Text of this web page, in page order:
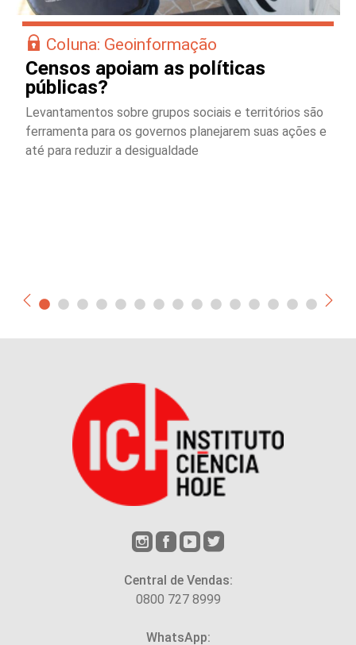
Coluna: Geoinformação
Censos apoiam as políticas
públicas?
Levantamentos sobre grupos sociais e territórios são
ferramenta para os governos planejarem suas ações e
até para reduzir a desigualdade
Central de Vendas:
0800 727 8999
WhatsApp: